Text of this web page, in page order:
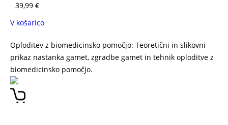
39,99 €
V košarico
Oploditev z biomedicinsko pomočjo: Teoretični in slikovni
prikaz nastanka gamet, zgradbe gamet in tehnik oploditve z
biomedicinsko pomočjo.